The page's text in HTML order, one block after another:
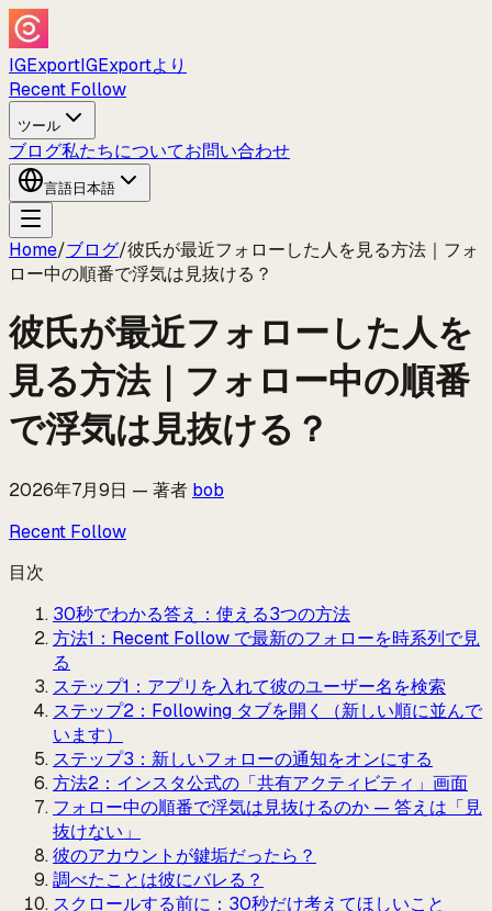
IGExportIGExportより
Recent Follow
ツール
ブログ私たちについてお問い合わせ
言語 日本語
Home/ブログ/彼氏が最近フォローした人を見る方法｜フォ
ロー中の順番で浮気は見抜ける？
彼氏が最近フォローした人を
見る方法｜フォロー中の順番
で浮気は見抜ける？
2026年7月9日 — 著者 bob
Recent Follow
目次
30秒でわかる答え：使える3つの方法
方法1：Recent Follow で最新のフォローを時系列で見
る
ステップ1：アプリを入れて彼のユーザー名を検索
ステップ2：Following タブを開く（新しい順に並んで
います）
ステップ3：新しいフォローの通知をオンにする
方法2：インスタ公式の「共有アクティビティ」画面
フォロー中の順番で浮気は見抜けるのか — 答えは「見
抜けない」
彼のアカウントが鍵垢だったら？
調べたことは彼にバレる？
スクロールする前に：30秒だけ考えてほしいこと